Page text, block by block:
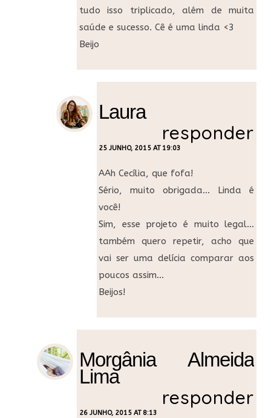
tudo isso triplicado, além de muita
saúde e sucesso. Cê é uma linda <3
Beijo
Laura
25 JUNHO, 2015 AT 19:03
responder
AAh Cecília, que fofa!
Sério, muito obrigada… Linda é
você!
Sim, esse projeto é muito legal…
também quero repetir, acho que
vai ser uma delícia comparar aos
poucos assim…
Beijos!
Morgânia Almeida
Lima
26 JUNHO, 2015 AT 8:13
responder